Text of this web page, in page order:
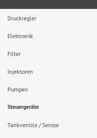
Druckregler
Elektronik
Filter
Injektoren
Pumpen
Steuergeräte
Tankventile / Sensor